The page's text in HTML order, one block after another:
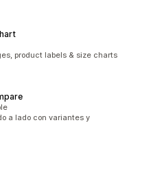
product labels & size charts
a lado con variantes y